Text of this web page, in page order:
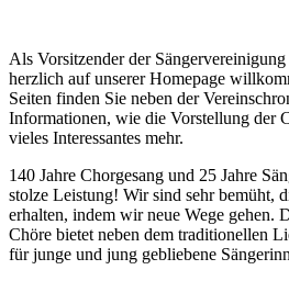
Als Vorsitzender der
herzlich auf unserer Homepage
Seiten finden Sie neben der
Informationen, wie die Vorstellung der
vieles Interessantes mehr.
140 Jahre Chorgesang und 25 Jahre
stolze Leistung! Wir sind sehr bemüht,
erhalten, indem wir neue Wege gehen.
Chöre bietet neben dem traditionellen
für junge und jung gebliebene